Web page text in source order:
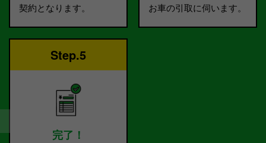
契約となります。
お車の引取に伺います。
Step.5
完了！